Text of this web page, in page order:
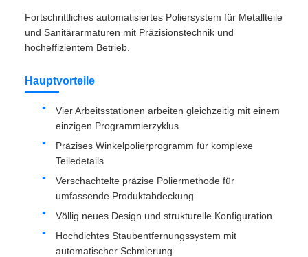
Fortschrittliches automatisiertes Poliersystem für Metallteile
und Sanitärarmaturen mit Präzisionstechnik und
hocheffizientem Betrieb.
Hauptvorteile
Vier Arbeitsstationen arbeiten gleichzeitig mit einem
einzigen Programmierzyklus
Präzises Winkelpolierprogramm für komplexe
Teiledetails
Verschachtelte präzise Poliermethode für
umfassende Produktabdeckung
Völlig neues Design und strukturelle Konfiguration
Hochdichtes Staubentfernungssystem mit
automatischer Schmierung